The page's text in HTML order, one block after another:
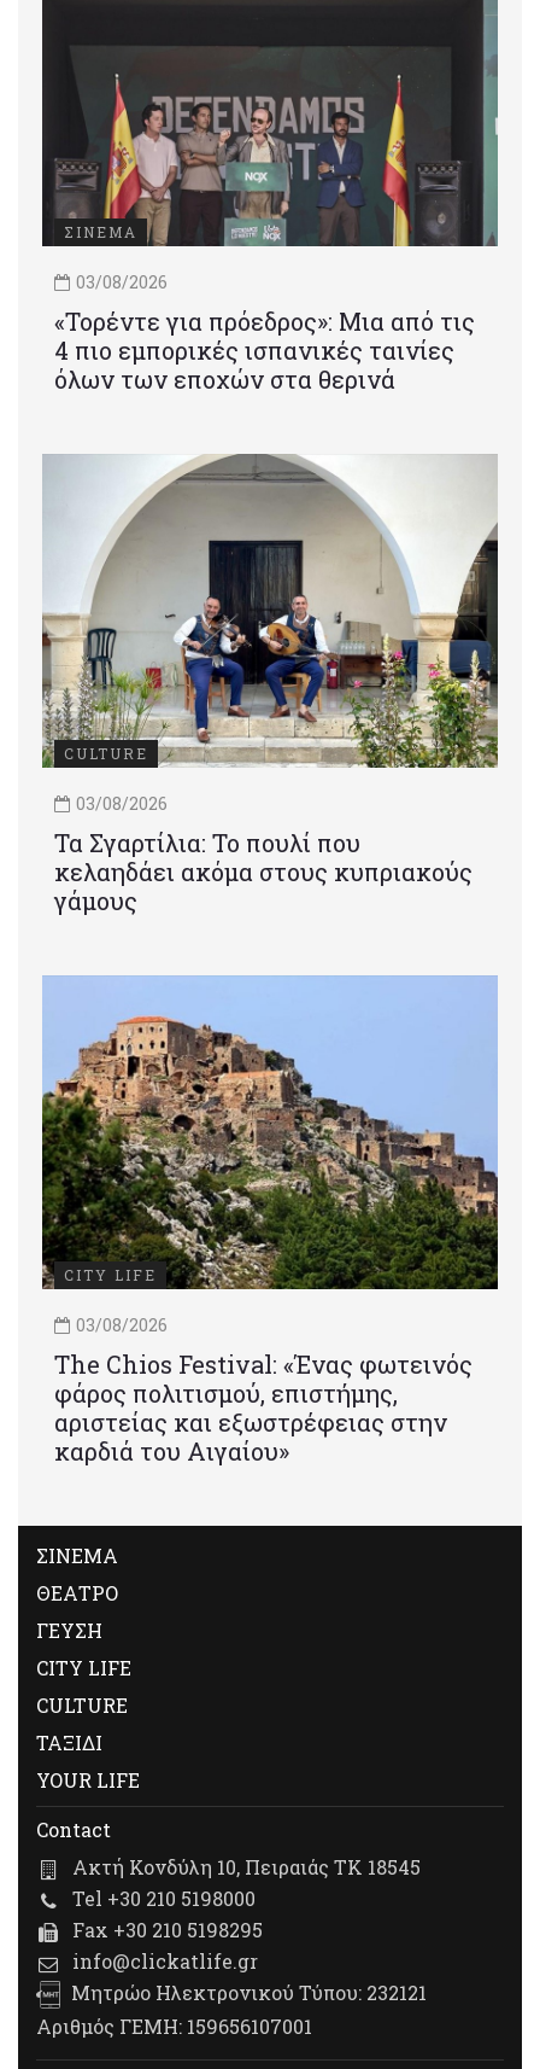
ΣΙΝΕΜΑ
03/08/2026
«Τορέντε για πρόεδρος»: Mια από τις
4 πιο εμπορικές ισπανικές ταινίες
όλων των εποχών στα θερινά
CULTURE
03/08/2026
Τα Σγαρτίλια: Το πουλί που
κελαηδάει ακόμα στους κυπριακούς
γάμους
CITY LIFE
03/08/2026
Τhe Chios Festival: «Ένας φωτεινός
φάρος πολιτισμού, επιστήμης,
αριστείας και εξωστρέφειας στην
καρδιά του Αιγαίου»
ΣΙΝΕΜΑ
ΘΕΑΤΡΟ
ΓΕΥΣΗ
CITY LIFE
CULTURE
ΤΑΞΙΔΙ
YOUR LIFE
Contact
Ακτή Κονδύλη 10, Πειραιάς ΤΚ 18545
Tel +30 210 5198000
Fax +30 210 5198295
info@clickatlife.gr
Μητρώο Ηλεκτρονικού Τύπου: 232121
Αριθμός ΓΕΜΗ: 159656107001